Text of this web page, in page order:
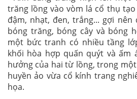
trăng lồng vào vòm lá cổ thụ
đậm, nhạt, đen, trắng... gợi nên
bóng trăng, bóng cây và bóng
một bức tranh có nhiều tầng
khối hòa hợp quấn quýt và ấm
hưởng của hai từ lồng, trong
huyền ảo vừa cổ kính trang
họa.